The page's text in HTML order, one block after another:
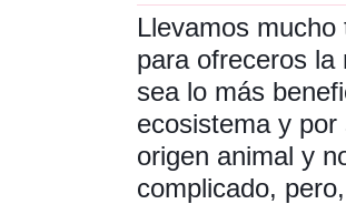
Llevamos
para ofreceros la
sea lo más
ecosistema y
origen animal y
complicado,